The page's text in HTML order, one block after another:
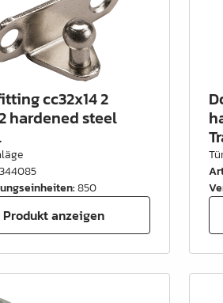
cc32x14 2
hardened steel
344085
:850
Produkt anzeigen